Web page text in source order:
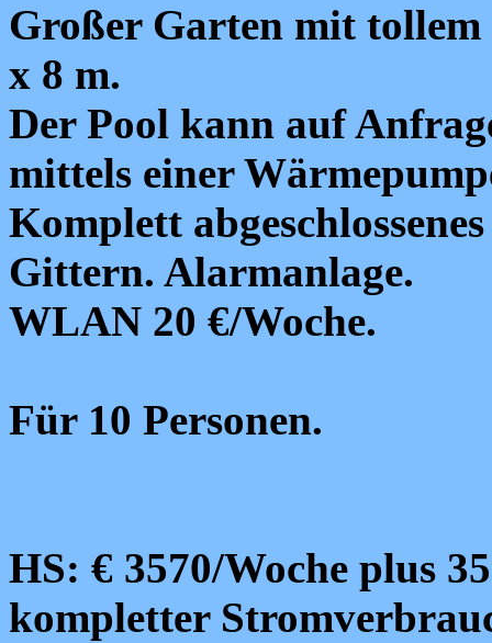
Großer Garten mit
x 8 m.
Der Pool kann auf
mittels einer
Komplett
Gittern. Alarmanlage.
WLAN 20 €/Woche.
Für 10 Personen.
HS: € 3570/Woche plus
kompletter